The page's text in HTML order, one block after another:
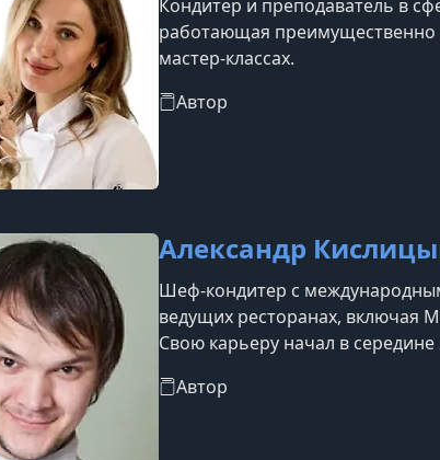
Кондитер и преподаватель в
работающая преимущественно
мастер-классах.
Автор
Александр
Шеф-кондитер с
ведущих ресторанах, включая
Свою карьеру начал в
международной кулинарной
Автор